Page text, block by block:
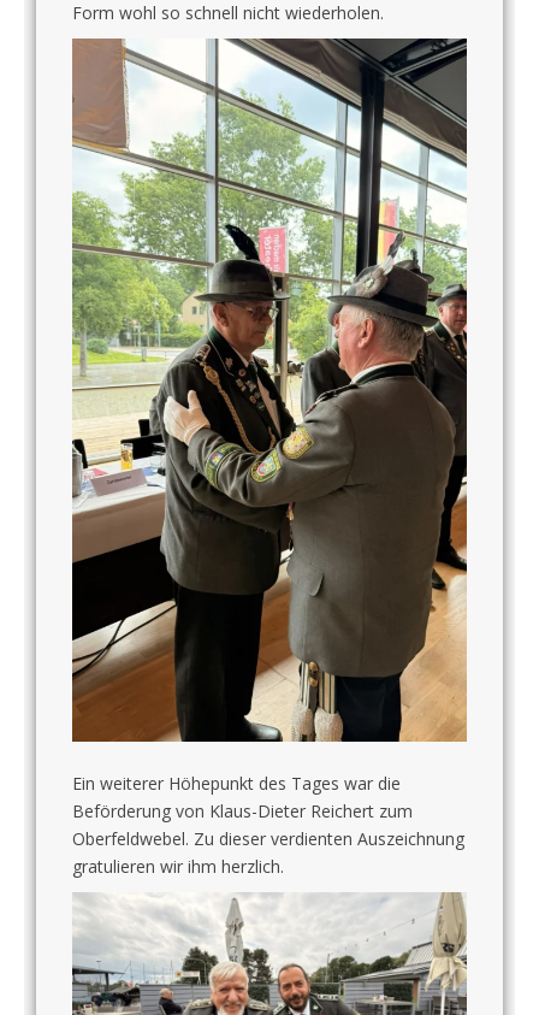
Form wohl so schnell nicht wiederholen.
Ein weiterer Höhepunkt des Tages war die
Beförderung von Klaus-Dieter Reichert zum
Oberfeldwebel. Zu dieser verdienten Auszeichnung
gratulieren wir ihm herzlich.